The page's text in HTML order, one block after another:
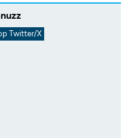
Twitter/X